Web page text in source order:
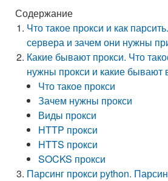
Содержание
Что такое прокси и как
сервера и зачем они нужны
Какие бывают прокси. Что
нужны прокси и какие бывают
Что такое прокси
Зачем нужны прокси
Виды прокси
HTTP прокси
HTTS прокси
SOCKS прокси
Парсинг прокси python.